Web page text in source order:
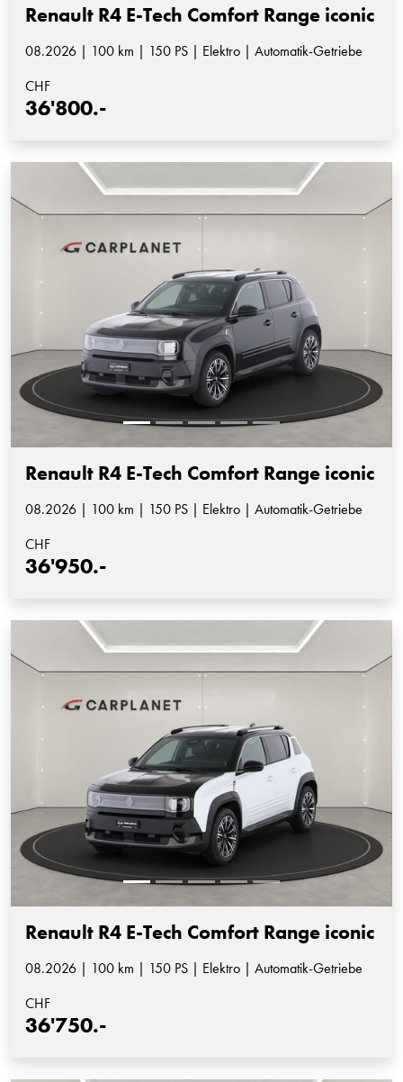
Renault R4 E-Tech Comfort Range iconic
08.2026 | 100 km | 150 PS | Elektro | Automatik-Getriebe
CHF
36'800.-
Renault R4 E-Tech Comfort Range iconic
08.2026 | 100 km | 150 PS | Elektro | Automatik-Getriebe
CHF
36'950.-
Renault R4 E-Tech Comfort Range iconic
08.2026 | 100 km | 150 PS | Elektro | Automatik-Getriebe
CHF
36'750.-